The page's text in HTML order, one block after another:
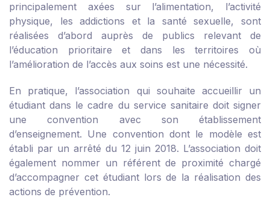
principalement axées sur l’alimentation, l’activité
physique, les addictions et la santé sexuelle, sont
réalisées d’abord auprès de publics relevant de
l’éducation prioritaire et dans les territoires où
l’amélioration de l’accès aux soins est une nécessité.
En pratique, l’association qui souhaite accueillir un
étudiant dans le cadre du service sanitaire doit signer
une convention avec son établissement
d’enseignement. Une convention dont le modèle est
établi par un arrêté du 12 juin 2018. L’association doit
également nommer un référent de proximité chargé
d’accompagner cet étudiant lors de la réalisation des
actions de prévention.